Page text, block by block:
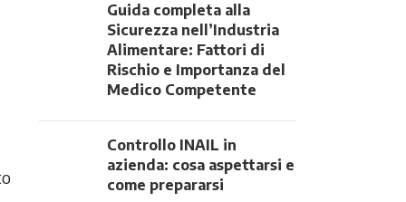
Guida completa alla
Sicurezza nell’Industria
Alimentare: Fattori di
Rischio e Importanza del
Medico Competente
Controllo INAIL in
azienda: cosa aspettarsi e
come prepararsi